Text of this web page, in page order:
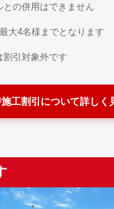
の併用はできません
大4名様までとなります
引対象外です
施工割引について詳し